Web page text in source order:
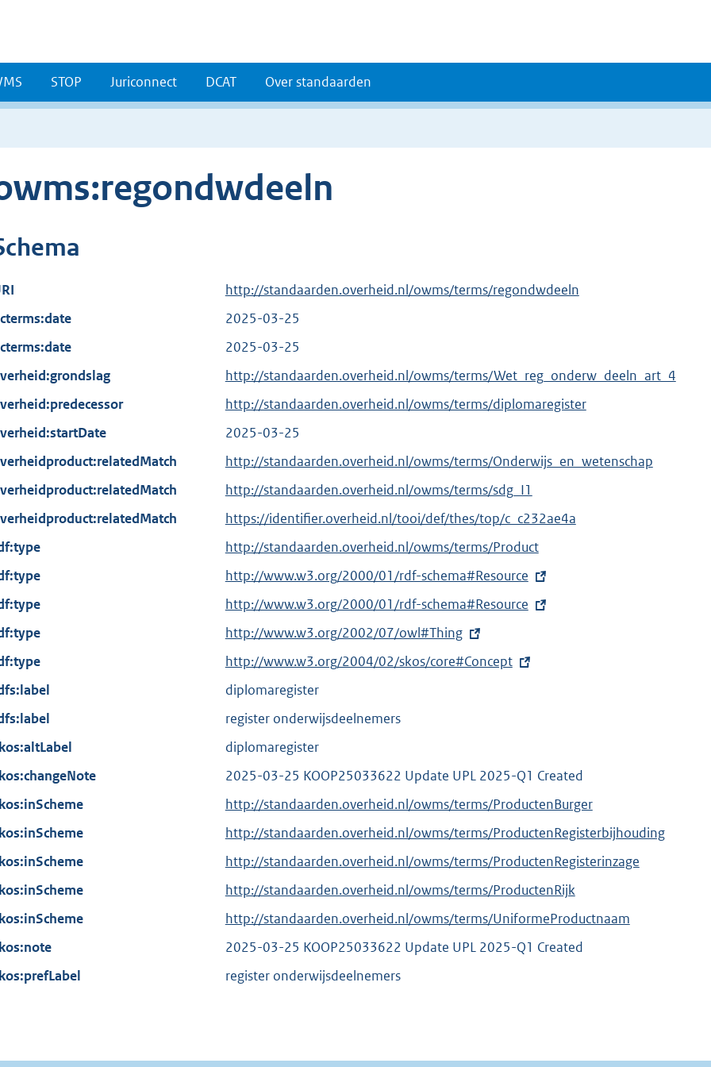
STOP Juriconnect DCAT Over standaarden
http://standaarden.overheid.nl/owms/terms/regondwdeeln
2025-03-25
2025-03-25
http://standaarden.overheid.nl/owms/terms/Wet_reg_onderw_deeln_art_4
http://standaarden.overheid.nl/owms/terms/diplomaregister
2025-03-25
http://standaarden.overheid.nl/owms/terms/Onderwijs_en_wetenschap
http://standaarden.overheid.nl/owms/terms/sdg_I1
https://identifier.overheid.nl/tooi/def/thes/top/c_c232ae4a
http://standaarden.overheid.nl/owms/terms/Product
E
x
e
r
n
l
i
n
:
http://www.w3.org/2000/01/rdf-schema#Resource
E
x
e
r
l
i
n
:
http://www.w3.org/2000/01/rdf-schema#Resource
E
x
e
r
n
l
i
n
:
http://www.w3.org/2002/07/owl#Thing
E
x
e
r
n
l
i
n
:
http://www.w3.org/2004/02/skos/core#Concept
diplomaregister
register onderwijsdeelnemers
diplomaregister
2025-03-25 KOOP25033622 Update UPL 2025-Q1 Created
http://standaarden.overheid.nl/owms/terms/ProductenBurger
http://standaarden.overheid.nl/owms/terms/ProductenRegisterbijhouding
http://standaarden.overheid.nl/owms/terms/ProductenRegisterinzage
http://standaarden.overheid.nl/owms/terms/ProductenRijk
http://standaarden.overheid.nl/owms/terms/UniformeProductnaam
2025-03-25 KOOP25033622 Update UPL 2025-Q1 Created
register onderwijsdeelnemers